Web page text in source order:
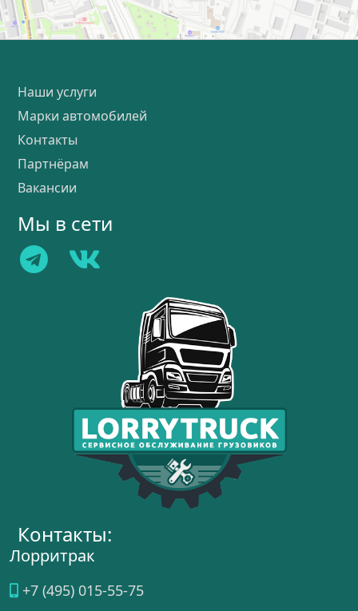
Наши услуги
Марки автомобилей
Контакты
Партнёрам
Вакансии
Мы в сети
Контакты:
Лорритрак
+7 (495) 015-55-75